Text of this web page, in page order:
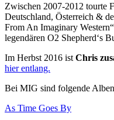
Zwischen 2007-2012 tourte
Deutschland, Österreich &
From An Imaginary
legendären O2 Shepherd‘s
Im Herbst 2016 ist Chris
hier entlang.
Bei MIG sind folgende
As Time Goes By